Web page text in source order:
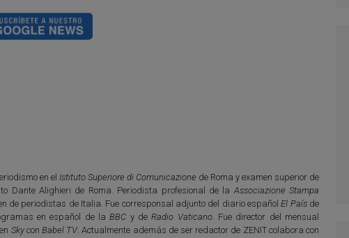
en el Istituto Superiore di Comunicazione de Roma y examen superior de
Dante Alighieri de Roma. Periodista profesional de la Associazione Stampa
de periodistas de Italia. Fue corresponsal adjunto del diario españolEl Paísde
en español de laBBC y deRadio Vaticano. Fue director del mensual
Skycon Babel TV. Actualmente además de ser redactor de ZENIT colabora con